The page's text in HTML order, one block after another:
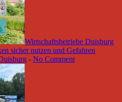
Wirtschaftsbetriebe Duisburg
sicher nutzen und Gefahren
- No Comment